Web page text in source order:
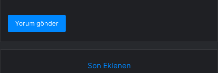
Son Eklenen